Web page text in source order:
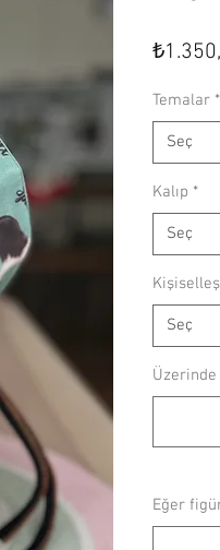
Temalar *
Seç
Kalıp *
Seç
Seç
Üzerinde
Eğer